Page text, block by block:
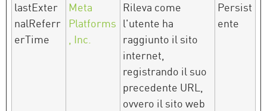
lastExter
nalReferr
erTime
Meta
Platforms
, Inc.
Rileva come
l'utente ha
raggiunto il sito
internet,
registrando il suo
precedente URL,
ovvero il sito web
Persist
ente